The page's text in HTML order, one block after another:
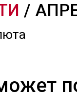
/